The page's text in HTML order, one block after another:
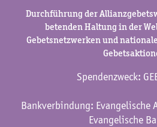
Durchführung der
betenden Haltung in der
Gebetsnetzwerken und
Spendenzweck:
Bankverbindung: Evangelische
Evangelische